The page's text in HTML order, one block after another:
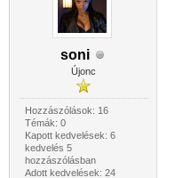
soni
Újonc
Hozzászólások: 16
Témák: 0
Kapott kedvelések: 6
kedvelés 5
hozzászólásban
Adott kedvelések: 24